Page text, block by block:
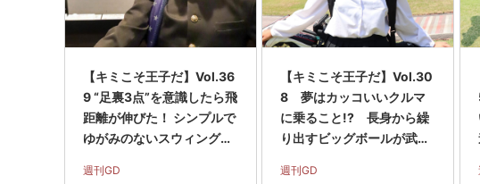
【キミこそ王子だ】Vol.36
9 “足裏3点”を意識したら飛
距離が伸びた！ シンプルで
ゆがみのないスウィングの
週刊GD
【キミこそ王子だ】Vol.30
8 夢はカッコいいクルマ
に乗ること!? 長身から繰
り出すビッグボールが武器
週刊GD